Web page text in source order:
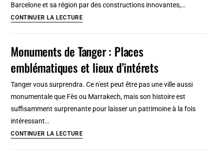
mille
Barcelone et sa région par des constructions innovantes,…
CONTINUER LA LECTURE12
Gaudí
à
Catalogne
Monuments de Tanger : Places
emblématiques et lieux d’intérets
Tanger vous surprendra. Ce n'est peut être pas une ville aussi
monumentale que Fès ou Marrakech, mais son histoire est
suffisamment surprenante pour laisser un patrimoine à la fois
intéressant…
CONTINUER LA LECTUREMonuments